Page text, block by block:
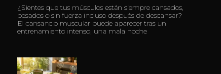
¿Sientes que tus músculos están siempre cansados,
pesados o sin fuerza incluso después de descansar?
El cansancio muscular puede aparecer tras un
entrenamiento intenso, una mala noche